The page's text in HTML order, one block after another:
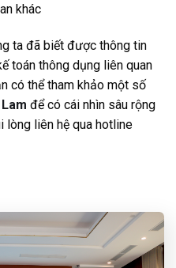
khác
ta đã biết được thông tin
toán thông dụng liên quan
có thể tham khảo một số
để có cái nhìn sâu rộng
lòng liên hệ qua hotline